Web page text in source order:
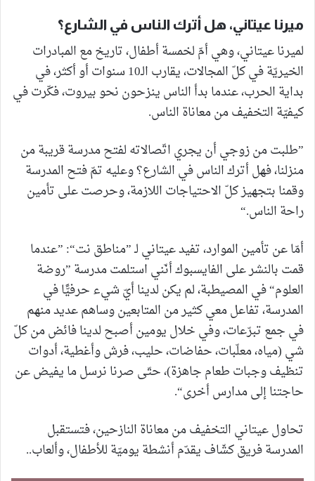
ميرنا عيتاني، هل أترك الناس في الشارع؟
لميرنا عيتاني، وهي أمّ لخمسة أطفال، تاريخ مع المبادرات
الخيريّة في كلّ المجالات، يقارب الـ10 سنوات أو أكثر، في
بداية الحرب، عندما بدأ الناس ينزحون نحو بيروت، فكّرت في
كيفيّة التخفيف من معاناة الناس.
”طلبت من زوجي أن يجري اتّصالاته لفتح مدرسة قريبة من
منزلنا، فهل أترك الناس في الشارع؟ وعليه تمّ فتح المدرسة
وقمنا بتجهيز كلّ الاحتياجات اللازمة، وحرصت على تأمين
راحة الناس.“
أمّا عن تأمين الموارد، تفيد عيتاني لـ ”مناطق نت“: ”عندما
قمت بالنشر على الفايسبوك أنّني استلمت مدرسة ”روضة
العلوم“ في المصيطبة، لم يكن لدينا أيّ شيء حرفيًّا في
المدرسة، تفاعل معي كثير من المتابعين وساهم عديد منهم
في جمع تبرّعات، وفي خلال يومين أصبح لدينا فائض من كلّ
شي (مياه، معلّبات، حفاضات، حليب، فرش وأغطية، أدوات
تنظيف وجبات طعام جاهزة)، حتّى صرنا نرسل ما يفيض عن
حاجتنا إلى مدارس أخرى“.
تحاول عيتاني التخفيف من معاناة النازحين، فتستقبل
المدرسة فريق كشّاف يقدّم أنشطة يوميّة للأطفال، وألعاب..